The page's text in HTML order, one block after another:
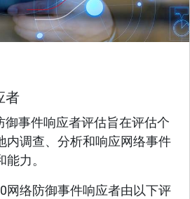
者
御事件响应者评估旨在评估个
内调查、分析和响应网络事件
力。
网络防御事件响应者由以下评